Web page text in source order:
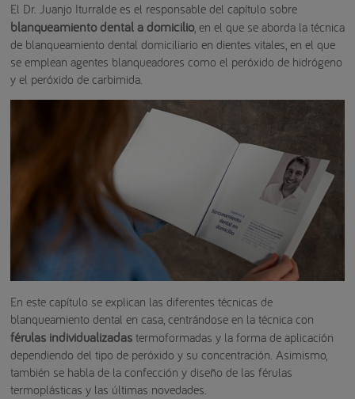
El Dr. Juanjo Iturralde es el responsable del capítulo sobre
blanqueamiento dental a domicilio, en el que se aborda la técnica
de blanqueamiento dental domiciliario en dientes vitales, en el que
se emplean agentes blanqueadores como el peróxido de hidrógeno
y el peróxido de carbimida.
En este capítulo se explican las diferentes técnicas de
blanqueamiento dental en casa, centrándose en la técnica con
férulas individualizadastermoformadas y la forma de aplicación
dependiendo del tipo de peróxido y su concentración. Asimismo,
también se habla de la confección y diseño de las férulas
termoplásticas y las últimas novedades.